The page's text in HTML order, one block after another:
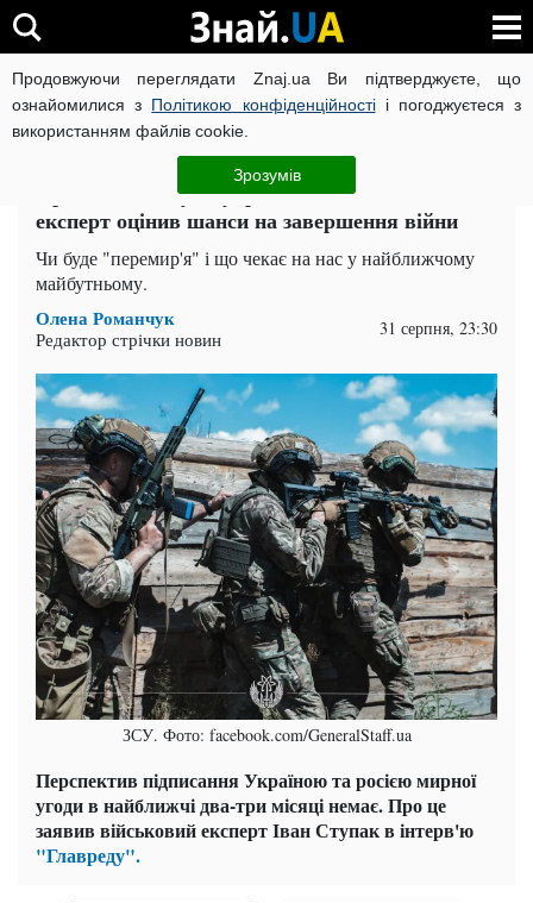
Продовжуючи переглядати Znaj.ua Ви підтверджуєте, що
ознайомилися з Політикою конфіденційностіі погоджуєтеся з
використанням файлів cookie.
Зрозумів
ВІЙНА РОСІЇ ПРОТИ УКРАЇНИ КОРОНАВІРУС В УКРАЇНІ
Івано-Франківськ ЧИТАТЬ НА РУССКОМ
Приголомшив усіх українців: військовий
експерт оцінив шанси на завершення війни
Чи буде "перемир'я" і що чекає на нас у найближчому
майбутньому.
Олена Романчук
Редактор стрічки новин 31 серпня, 23:30
ЗСУ. Фото: facebook.com/GeneralStaff.ua
Перспектив підписання Україною та росією мирної
угоди в найближчі два-три місяці немає. Про це
заявив військовий експерт Іван Ступак в інтерв'ю
"Главреду".